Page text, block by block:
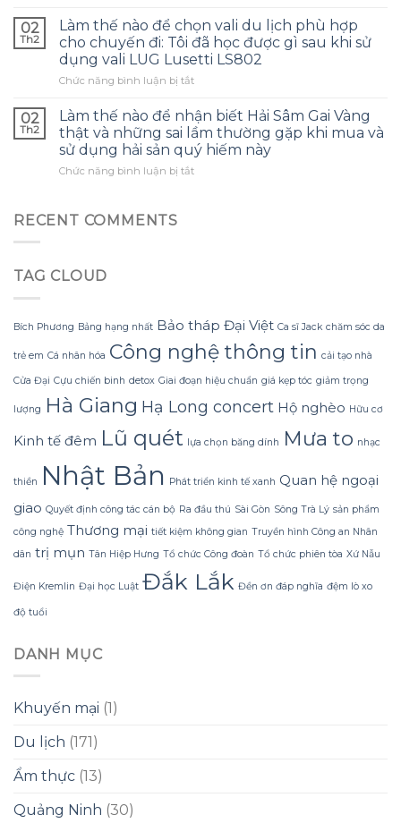
Tôi
đã
học
được
gì
chuyến
cắm
trại
đầu
tiên
MAXGOODS:
Tiet
Lo
Bí
Quyết
Mua
Phải
“Cục
Gạch”
Di
đi
bộ
đường
dài
thế
nào
để
không
bị
02
Th2
Làm thế nào để chọn vali du lịch phù hợp
cho chuyến đi: Tôi đã học được gì sau khi sử
dụng vali LUG Lusetti LS802
Chức năng bình luận bị tắtở
thế
nào
để
chọn
vali
học
gì
khi
dụng
LUG
LS802
02
Th2
Làm thế nào để nhận biết Hải Sâm Gai Vàng
thật và những sai lầm thường gặp khi mua và
sử dụng hải sản quý hiếm này
Chức năng bình luận bị tắtở
Vàng
thật
và
sai
thường
khi
sử
dụng
sản
quý
này
RECENT COMMENTS
TAG CLOUD
Bích Phương Bảng hạng nhất Bảo tháp Đại Việt Ca sĩ Jack chăm sóc da
trẻ em Cá nhân hóa Công nghệ thông tin cải tạo nhà
Cửa Đại Cựu chiến binh detox Giai đoạn hiệu chuẩn giá kẹp tóc giảm trọng
lượng Hà Giang Hạ Long concert Hộ nghèo Hữu cơ
Kinh tế đêm Lũ quét lựa chọn băng dính Mưa to nhạc
thiền Nhật Bản Phát triển kinh tế xanh Quan hệ ngoại
giao Quyết định công tác cán bộ Ra đầu thú Sài Gòn Sông Trà Lý sản phẩm
công nghệ Thương mại tiết kiệm không gian Truyền hình Công an Nhân
dân trị mụn Tân Hiệp Hưng Tổ chức Công đoàn Tổ chức phiên tòa Xứ Nẫu
Điện Kremlin Đại học Luật Đắk Lắk Đền ơn đáp nghĩa đệm lò xo
độ tuổi
DANH MỤC
Khuyến mại (1)
Du lịch (171)
Ẩm thực (13)
Quảng Ninh (30)